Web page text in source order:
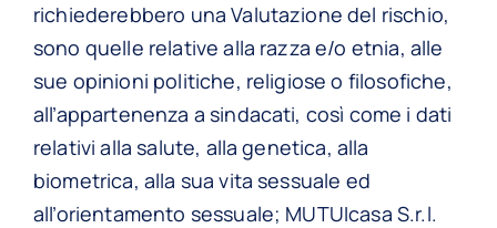
richiederebbero una Valutazione del rischio,
sono quelle relative alla razza e/o etnia, alle
sue opinioni politiche, religiose o filosofiche,
all’appartenenza a sindacati, così come i dati
relativi alla salute, alla genetica, alla
biometrica, alla sua vita sessuale ed
all’orientamento sessuale; MUTUIcasa S.r.l.